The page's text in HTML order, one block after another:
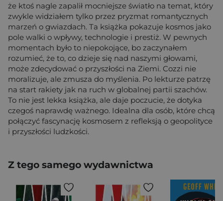
że ktoś nagle zapalił mocniejsze światło na temat, który
zwykle widziałem tylko przez pryzmat romantycznych
marzeń o gwiazdach. Ta książka pokazuje kosmos jako
pole walki o wpływy, technologie i prestiż. W pewnych
momentach było to niepokojące, bo zaczynałem
rozumieć, że to, co dzieje się nad naszymi głowami,
może zdecydować o przyszłości na Ziemi. Cozzi nie
moralizuje, ale zmusza do myślenia. Po lekturze patrzę
na start rakiety jak na ruch w globalnej partii szachów.
To nie jest lekka książka, ale daje poczucie, że dotyka
czegoś naprawdę ważnego. Idealna dla osób, które chcą
połączyć fascynację kosmosem z refleksją o geopolityce
i przyszłości ludzkości.
Z tego samego wydawnictwa